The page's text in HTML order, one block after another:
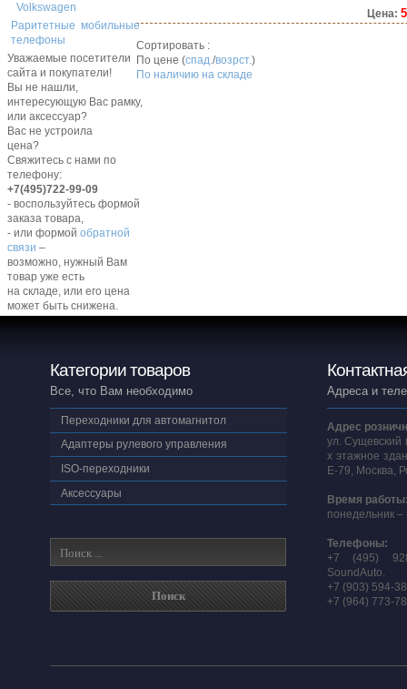
Volkswagen
Раритетные мобильные
телефоны
Уважаемые посетители
сайта и покупатели!
Вы не нашли,
интересующую Вас рамку,
или аксессуар?
Вас не устроила
цена?
Свяжитесь с нами по
телефону:
+7(495)722-99-09
- воспользуйтесь формой
заказа товара,
- или формой обратной
связи –
возможно, нужный Вам
товар уже есть
на складе, или его цена
может быть снижена.
Цена:
Сортировать :
По цене (спад./возрст.)
По наличию на складе
Категории товаров
Все, что Вам необходимо
Переходники для автомагнитол
Адаптеры рулевого управления
ISO-переходники
Аксессуары
Адреса и
Адрес
ул. Сущевский
х этажное
E-79, Москва,
Время
понедельник –
Телефоны:
+7 (495)
SoundAuto.
+7 (903) 594-
+7 (964) 773-